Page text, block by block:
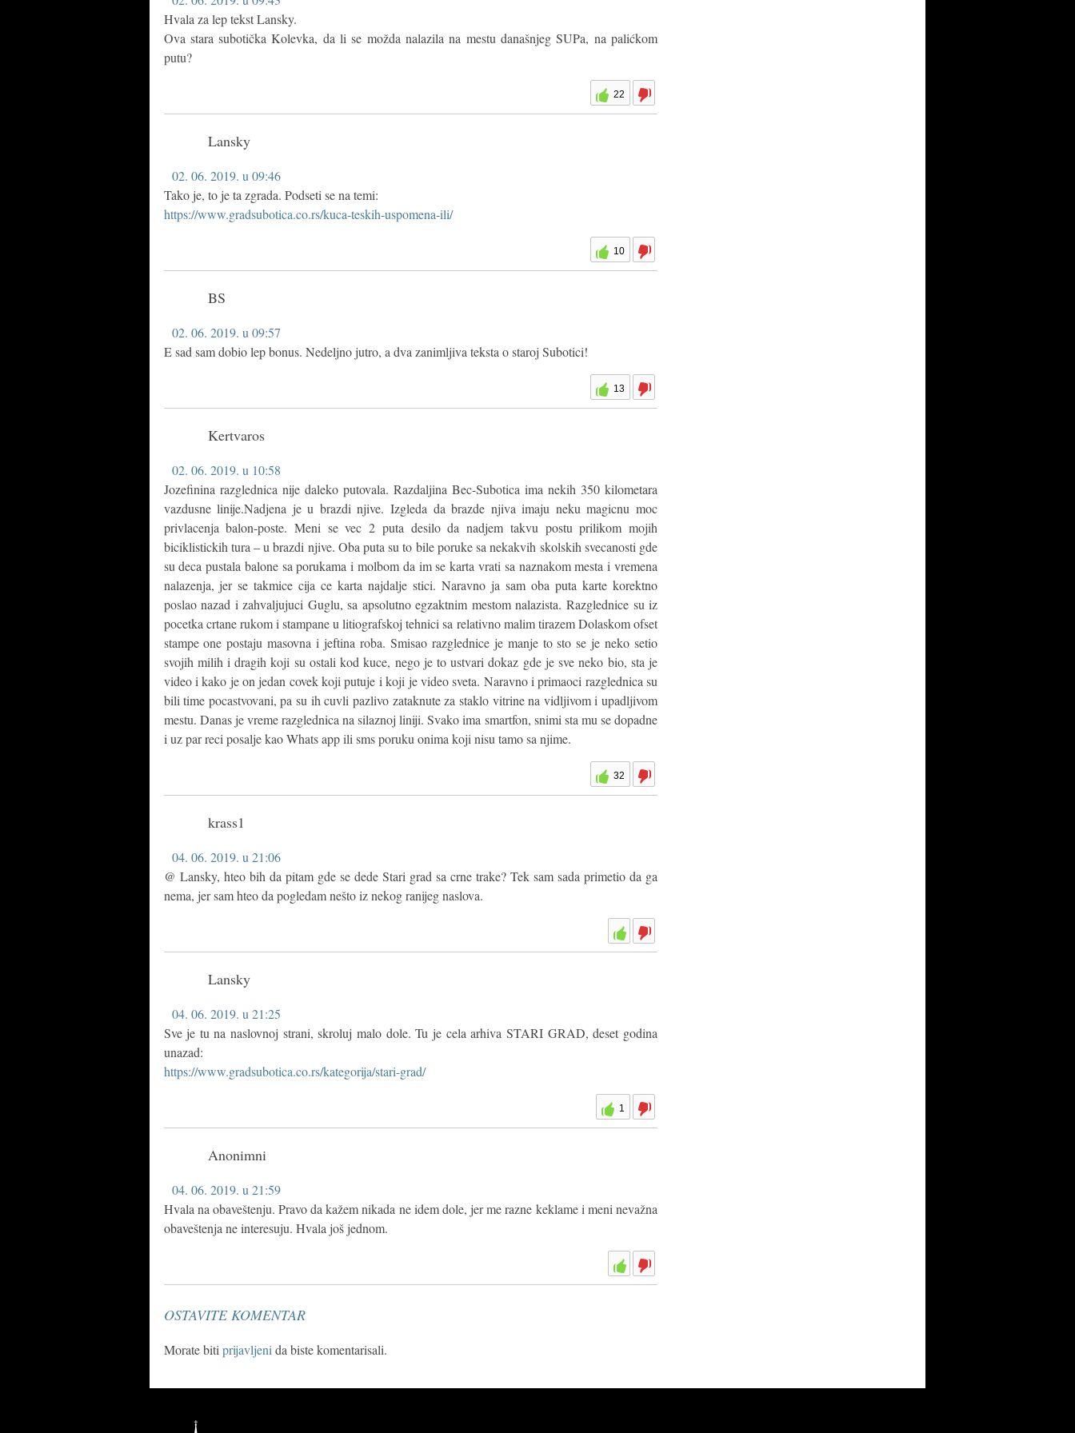
Hvala za lep tekst Lansky.
Ova stara subotička Kolevka, da li se možda nalazila na mestu današnjeg SUPa, na palićkom
putu?
22
Lansky
02. 06. 2019. u 09:46
Tako je, to je ta zgrada. Podseti se na temi:
https://www.gradsubotica.co.rs/kuca-teskih-uspomena-ili/
10
BS
02. 06. 2019. u 09:57
E sad sam dobio lep bonus. Nedeljno jutro, a dva zanimljiva teksta o staroj Subotici!
13
Kertvaros
02. 06. 2019. u 10:58
Jozefinina razglednica nije daleko putovala. Razdaljina Bec-Subotica ima nekih 350 kilometara
vazdusne linije.Nadjena je u brazdi njive. Izgleda da brazde njiva imaju neku magicnu moc
privlacenja balon-poste. Meni se vec 2 puta desilo da nadjem takvu postu prilikom mojih
biciklistickih tura – u brazdi njive. Oba puta su to bile poruke sa nekakvih skolskih svecanosti gde
su deca pustala balone sa porukama i molbom da im se karta vrati sa naznakom mesta i vremena
nalazenja, jer se takmice cija ce karta najdalje stici. Naravno ja sam oba puta karte korektno
poslao nazad i zahvaljujuci Guglu, sa apsolutno egzaktnim mestom nalazista. Razglednice su iz
pocetka crtane rukom i stampane u litiografskoj tehnici sa relativno malim tirazem Dolaskom ofset
stampe one postaju masovna i jeftina roba. Smisao razglednice je manje to sto se je neko setio
svojih milih i dragih koji su ostali kod kuce, nego je to ustvari dokaz gde je sve neko bio, sta je
video i kako je on jedan covek koji putuje i koji je video sveta. Naravno i primaoci razglednica su
bili time pocastvovani, pa su ih cuvli pazlivo zataknute za staklo vitrine na vidljivom i upadljivom
mestu. Danas je vreme razglednica na silaznoj liniji. Svako ima smartfon, snimi sta mu se dopadne
i uz par reci posalje kao Whats app ili sms poruku onima koji nisu tamo sa njime.
32
krass1
04. 06. 2019. u 21:06
@ Lansky, hteo bih da pitam gde se dede Stari grad sa crne trake? Tek sam sada primetio da ga
nema, jer sam hteo da pogledam nešto iz nekog ranijeg naslova.
Lansky
04. 06. 2019. u 21:25
Sve je tu na naslovnoj strani, skroluj malo dole. Tu je cela arhiva STARI GRAD, deset godina
unazad:
https://www.gradsubotica.co.rs/kategorija/stari-grad/
1
Anonimni
04. 06. 2019. u 21:59
Hvala na obaveštenju. Pravo da kažem nikada ne idem dole, jer me razne keklame i meni nevažna
obaveštenja ne interesuju. Hvala još jednom.
OSTAVITE KOMENTAR
Morate biti prijavljeni da biste komentarisali.